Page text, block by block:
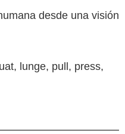
desde una visión
lunge, pull, press,